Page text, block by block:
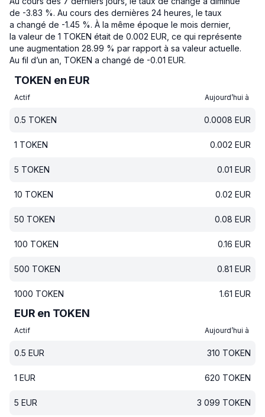
de -3.83 %. Au cours des dernières 24 heures, le taux
a changé de -1.45 %. À la même époque le mois dernier,
la valeur de 1 TOKEN était de 0.002 EUR, ce qui représente
une augmentation 28.99 % par rapport à sa valeur actuelle.
Au fil d’un an, TOKEN a changé de -0.01 EUR.
TOKEN en EUR
Actif Aujourd’hui à
0.5 TOKEN 0.0008 EUR
1 TOKEN 0.002 EUR
5 TOKEN 0.01 EUR
10 TOKEN 0.02 EUR
50 TOKEN 0.08 EUR
100 TOKEN 0.16 EUR
500 TOKEN 0.81 EUR
1000 TOKEN 1.61 EUR
EUR en TOKEN
Actif Aujourd’hui à
0.5 EUR 310 TOKEN
1 EUR 620 TOKEN
5 EUR 3 099 TOKEN